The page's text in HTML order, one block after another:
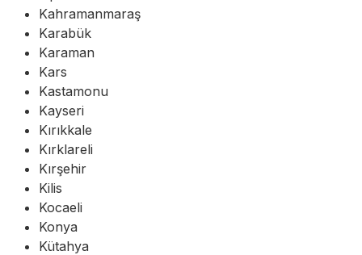
Kahramanmaraş
Karabük
Karaman
Kars
Kastamonu
Kayseri
Kırıkkale
Kırklareli
Kırşehir
Kilis
Kocaeli
Konya
Kütahya